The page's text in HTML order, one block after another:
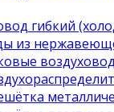
гибкий
из